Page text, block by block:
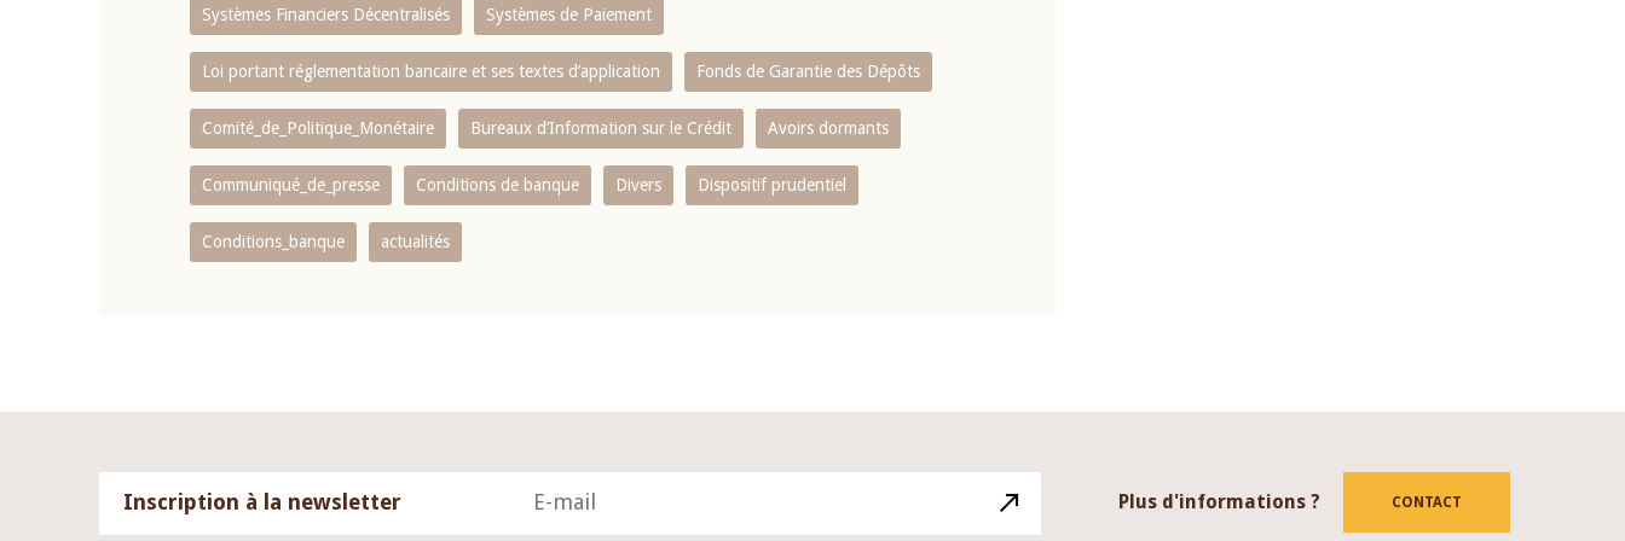
Systèmes Financiers Décentralisés Systèmes de Paiement
Loi portant réglementation bancaire et ses textes d’application Fonds de Garantie des Dépôts
Comité_de_Politique_Monétaire Bureaux d’Information sur le Crédit Avoirs dormants
Communiqué_de_presse Conditions de banque Divers Dispositif prudentiel
Conditions_banque actualités
Inscription à la newsletter Plus d'informations ? CONTACT